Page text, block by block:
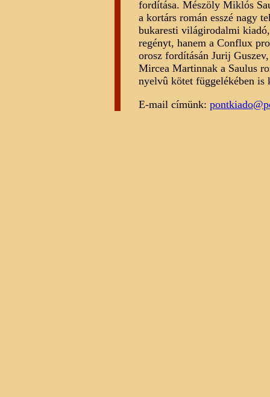
fordítása. Mészöly Miklós
a kortárs román esszé nagy
bukaresti világirodalmi
regényt, hanem a Conflux
orosz fordításán Jurij
Mircea Martinnak a Saulus
nyelvû kötet függelékében is
E-mail címünk: